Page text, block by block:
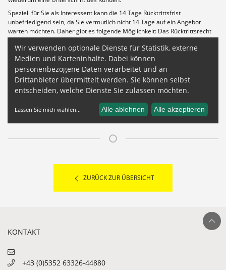
ZURÜCK ZUR ÜBERSICHT
KONTAKT
+43 (0)5352 63326-44880
Ganz nach